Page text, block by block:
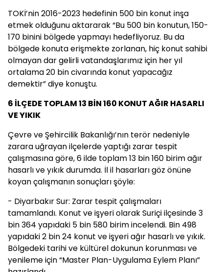
TOKİ’nin 2016-2023 hedefinin 500 bin konut inşa
etmek olduğunu aktararak “Bu 500 bin konutun, 150-
170 binini bölgede yapmayı hedefliyoruz. Bu da
bölgede konuta erişmekte zorlanan, hiç konut sahibi
olmayan dar gelirli vatandaşlarımız için her yıl
ortalama 20 bin civarında konut yapacağız
demektir” diye konuştu.
6 İLÇEDE TOPLAM 13 BİN 160 KONUT AĞIR HASARLI
VE YIKIK
Çevre ve Şehircilik Bakanlığı’nın terör nedeniyle
zarara uğrayan ilçelerde yaptığı zarar tespit
çalışmasına göre, 6 ilde toplam 13 bin 160 birim ağır
hasarlı ve yıkık durumda. İl il hasarları göz önüne
koyan çalışmanın sonuçları şöyle:
- Diyarbakır Sur: Zarar tespit çalışmaları
tamamlandı. Konut ve işyeri olarak Suriçi ilçesinde 3
bin 364 yapıdaki 5 bin 580 birim incelendi. Bin 498
yapıdaki 2 bin 24 konut ve işyeri ağır hasarlı ve yıkık.
Bölgedeki tarihi ve kültürel dokunun korunması ve
yenileme için “Master Plan-Uygulama Eylem Planı”